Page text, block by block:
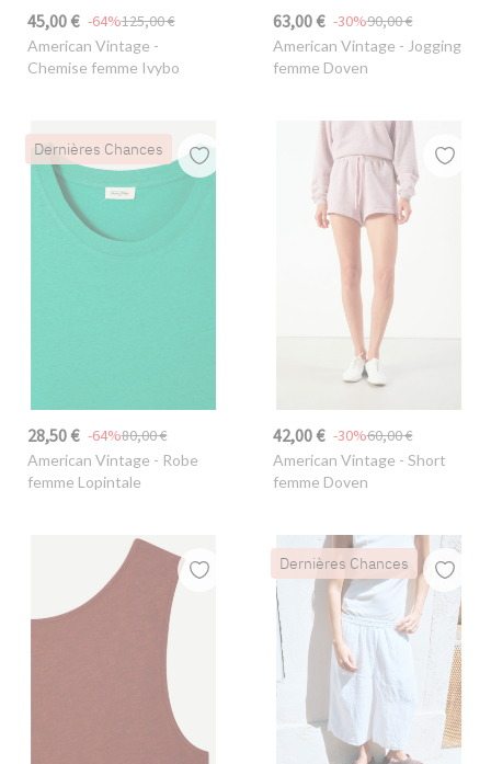
45,00 € 125,00 €
-64%
American Vintage -
Chemise femme Ivybo
63,00 € 90,00 €
-30%
American Vintage - Jogging
femme Doven
Dernières Chances
28,50 € 80,00 €
-64%
American Vintage - Robe
femme Lopintale
42,00 € 60,00 €
-30%
American Vintage - Short
femme Doven
Dernières Chances